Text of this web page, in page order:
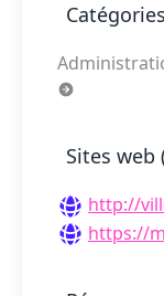
Sites web
http://
https://